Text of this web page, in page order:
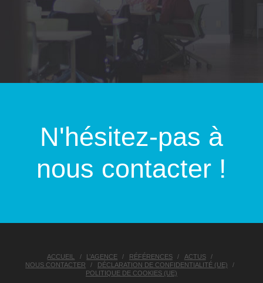
N'hésitez-pas à
nous contacter !
ACCUEIL L’AGENCE RÉFÉRENCES
ACTUS
NOUS CONTACTER
DÉCLARATION DE CONFIDENTIALITÉ (UE)
POLITIQUE DE COOKIES (UE)